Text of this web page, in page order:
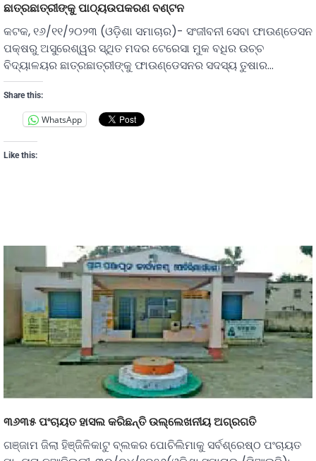
ଛାତ୍ରଛାତ୍ରୀଙ୍କୁ ପାଠ୍ୟଉପକରଣ ବଣ୍ଟନ
କଟକ, ୧୬/୧୧/୨୦୨୩ (ଓଡ଼ିଶା ସମାଚାର)- ସଂଜୀବନୀ ସେବା ଫାଉଣ୍ଡେସନ
ପକ୍ଷରୁ ଅସୁରେଶ୍ୱର ସ୍ଥିତ ମଦର ଟେରେସା ମୁକ ବଧିର ଉଚ୍ଚ
ବିଦ୍ୟାଳୟର ଛାତ୍ରଛାତ୍ରୀଙ୍କୁ ଫାଉଣ୍ଡେସନର ସଦସ୍ୟ ତୁଷାର…
Share this:
WhatsApp
Like this:
୩୬୩୫ ପଂଚାୟତ ହାସଲ କରିଛନ୍ତି ଉଲ୍ଲେଖନୀୟ ଅଗ୍ରଗତି
ଗଞ୍ଜାମ ଜିଲା ହିଞ୍ଜିଳିକାଟୁ ବ୍ଲକର ପୋଚିଲିମାକୁ ସର୍ବଶ୍ରେଷ୍ଠ ପଂଚାୟତ